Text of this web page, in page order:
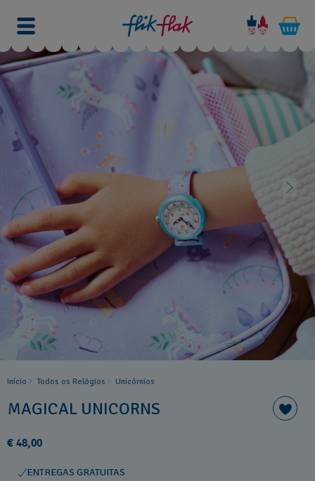
Início Todos os Relógios Unicórnios
MAGICAL UNICORNS
€ 48,00
ENTREGAS GRATUITAS